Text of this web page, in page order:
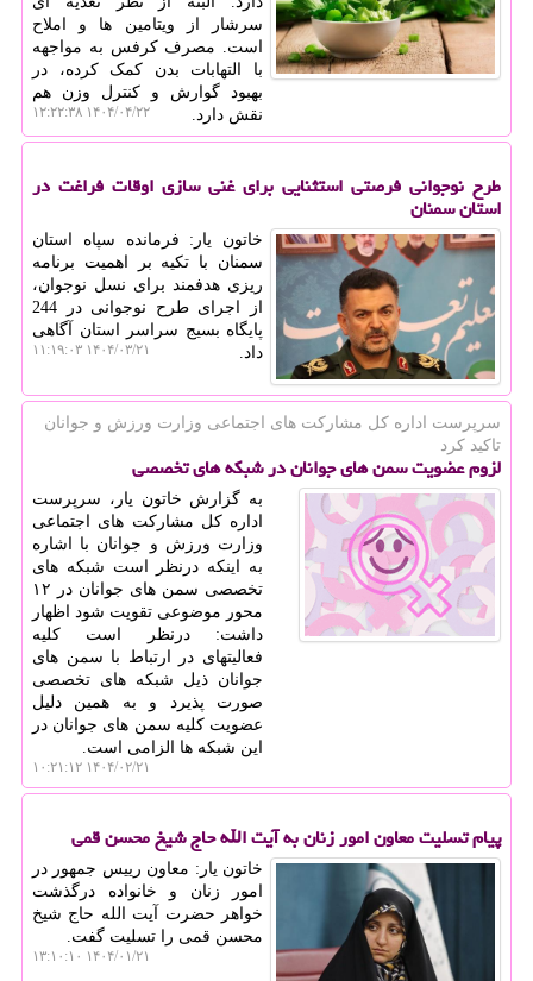
سرشار از ویتامین ها و املاح
است. مصرف کرفس به مواجهه
با التهابات بدن کمک کرده، در
بهبود گوارش و کنترل وزن هم
نقش دارد.
۱۴۰۴/۰۴/۲۲ ۱۲:۲۲:۳۸
طرح نوجوانی فرصتی استثنایی برای غنی سازی اوقات فراغت در
استان سمنان
خاتون یار: فرمانده سپاه استان
سمنان با تکیه بر اهمیت برنامه
ریزی هدفمند برای نسل نوجوان،
از اجرای طرح نوجوانی در 244
پایگاه بسیج سراسر استان آگاهی
داد.
۱۴۰۴/۰۳/۲۱ ۱۱:۱۹:۰۳
سرپرست اداره كل مشاركت های اجتماعی وزارت ورزش و جوانان
تاكید كرد
لزوم عضویت سمن های جوانان در شبکه های تخصصی
به گزارش خاتون یار، سرپرست
اداره کل مشارکت های اجتماعی
وزارت ورزش و جوانان با اشاره
به اینکه درنظر است شبکه های
تخصصی سمن های جوانان در ۱۲
محور موضوعی تقویت شود اظهار
داشت: درنظر است کلیه
فعالیتهای در ارتباط با سمن های
جوانان ذیل شبکه های تخصصی
صورت پذیرد و به همین دلیل
عضویت کلیه سمن های جوانان در
این شبکه ها الزامی است.
۱۴۰۴/۰۲/۲۱ ۱۰:۲۱:۱۲
پیام تسلیت معاون امور زنان به آیت الله حاج شیخ محسن قمی
خاتون یار: معاون رییس جمهور در
امور زنان و خانواده درگذشت
خواهر حضرت آیت الله حاج شیخ
محسن قمی را تسلیت گفت.
۱۴۰۴/۰۱/۲۱ ۱۳:۱۰:۱۰